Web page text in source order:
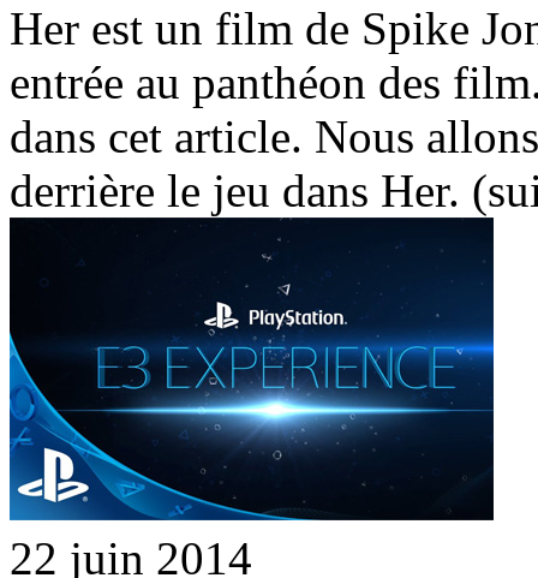
Her est un film de Spike
entrée au panthéon des
dans cet article. Nous
derrière le jeu dans Her.
22 juin 2014